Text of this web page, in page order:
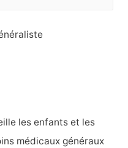
les enfants et les
médicaux généraux